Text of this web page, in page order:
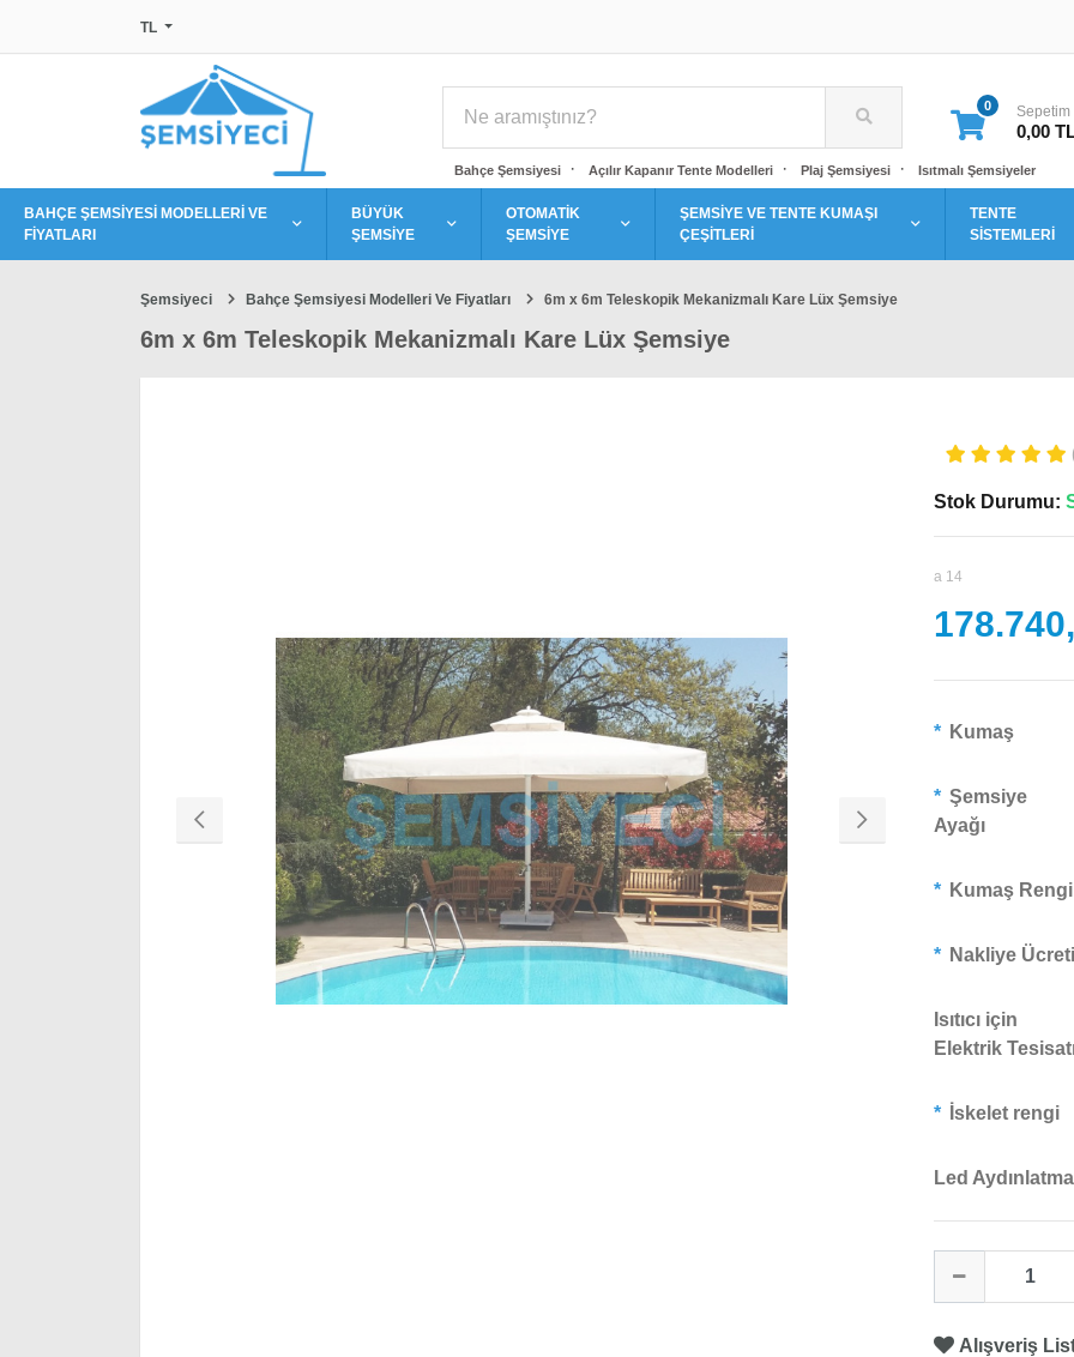
TL
Bahçe Şemsiyesi Açılır Kapanır Tente Modelleri Plaj Şemsiyesi Isıtmalı Şemsiyeler
0 Sepetim
0,00
BAHÇE ŞEMSİYESİ MODELLERİ VE
FİYATLARI
BÜYÜK
ŞEMSİYE
OTOMATİK
ŞEMSİYE
ŞEMSİYE VE TENTE KUMAŞI
ÇEŞİTLERİ
TENTE
SİSTEMLERİ
Şemsiyeci Bahçe Şemsiyesi Modelleri Ve Fiyatları 6m x 6m Teleskopik Mekanizmalı Kare Lüx Şemsiye
6m x 6m Teleskopik Mekanizmalı Kare Lüx Şemsiye
Stok Durumu:
a 14
Kumaş
Şemsiye
Ayağı
Kumaş Rengi
Nakliye Ücreti
Isıtıcı için
Elektrik
İskelet rengi
Led Aydınlatma
Alışveriş